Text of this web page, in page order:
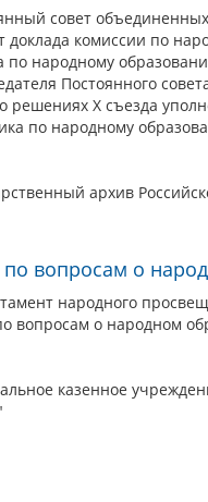
совет
доклада комиссии по
по народному
Постоянного
решениях X съезда
по народному
архив
вопросам о
народного
вопросам о народном
казенное